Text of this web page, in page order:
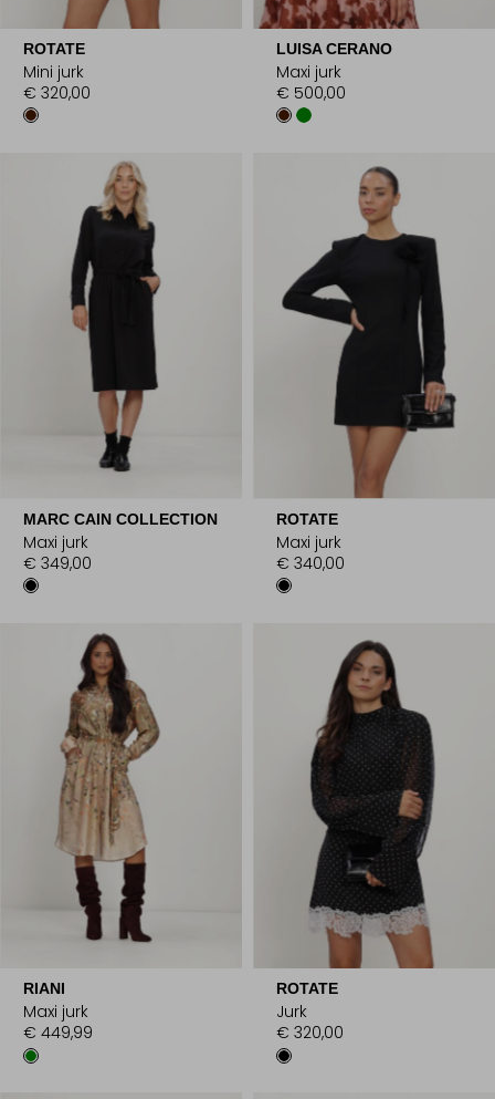
ROTATE
Mini jurk
€ 320,00
LUISA CERANO
Maxi jurk
€ 500,00
MARC CAIN COLLECTION
Maxi jurk
€ 349,00
ROTATE
Maxi jurk
€ 340,00
RIANI
Maxi jurk
€ 449,99
ROTATE
Jurk
€ 320,00